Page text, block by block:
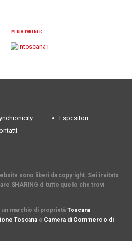
MEDIA PARTNER
Espositori
sono liberi da copyright. Sei invitato
SHARING di tutto quello che trovi
un marchio di proprietà Toscana
Toscana e Camera di Commercio di